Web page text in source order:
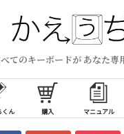
てのキーボードが あなた専
くん 購入 マニュアル